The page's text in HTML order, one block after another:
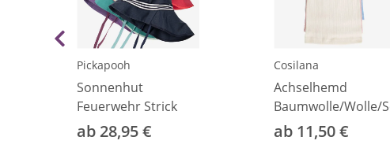
Pickapooh
Sonnenhut
Feuerwehr Strick
ab 28,95 €
Cosilana
Achselhemd
Baumwolle/Wolle/
ab 11,50 €